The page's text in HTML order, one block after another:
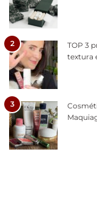
2
TOP 3
textura
3